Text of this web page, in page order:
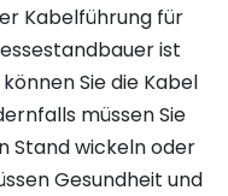
Kabelführung für
ist
Sie die Kabel
müssen Sie
Stand wickeln oder
Gesundheit und